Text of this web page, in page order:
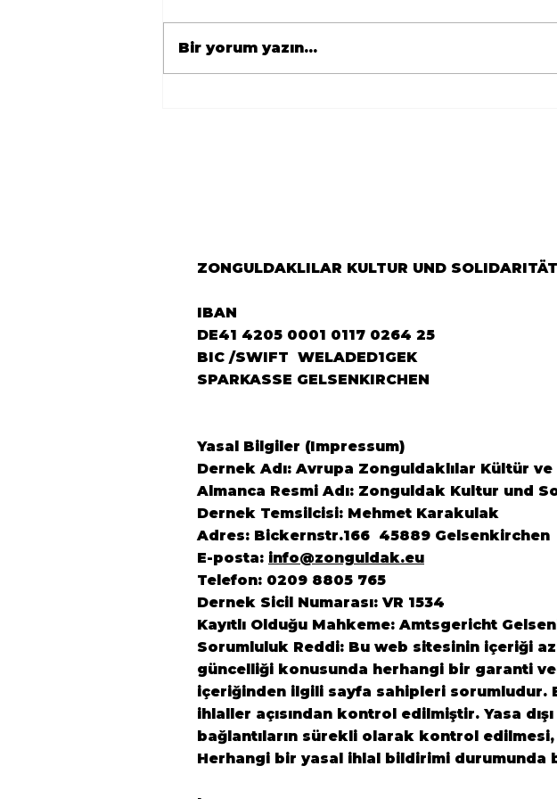
Bir yorum yazın...
ZONGULDAKLILAR KULTUR UND
IBAN
DE41 4205 0001 0117 0264 25
BIC /SWIFT WELADED1GEK
SPARKASSE GELSENKIRCHEN
Yasal Bilgiler (Impressum)
Dernek Adı: Avrupa Zonguldaklılar Kültür ve
Almanca Resmi Adı: Zonguldak Kultur und
Dernek Temsilcisi: Mehmet Karakulak
Adres: Bickernstr.166 45889 Gelsenkirchen
E-posta: info@zonguldak.eu
Telefon: 0209 8805 765
Dernek Sicil Numarası: VR 1534
Kayıtlı Olduğu Mahkeme: Amtsgericht
Sorumluluk Reddi: Bu web sitesinin içeriği
güncelliği konusunda herhangi bir garanti
içeriğinden ilgili sayfa sahipleri sorumludur.
ihlaller açısından kontrol edilmiştir. Yasa
bağlantıların sürekli olarak kontrol
Herhangi bir yasal ihlal bildirimi durumunda